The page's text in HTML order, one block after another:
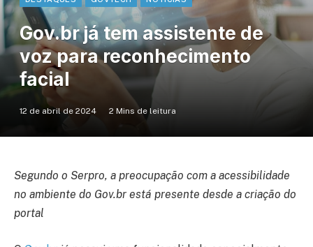
Gov.br já tem assistente de
voz para reconhecimento
facial
12 de abril de 2024 2 Mins de leitura
Segundo o Serpro, a preocupação com a acessibilidade
no ambiente do Gov.br está presente desde a criação do
portal